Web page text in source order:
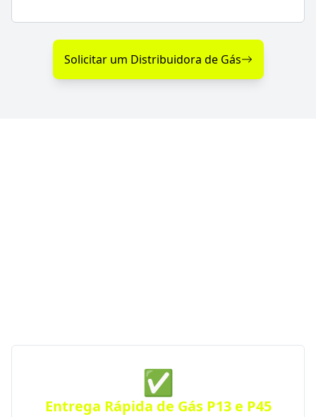
Solicitar um Distribuidora de Gás
✅
Entrega Rápida de Gás P13 e P45